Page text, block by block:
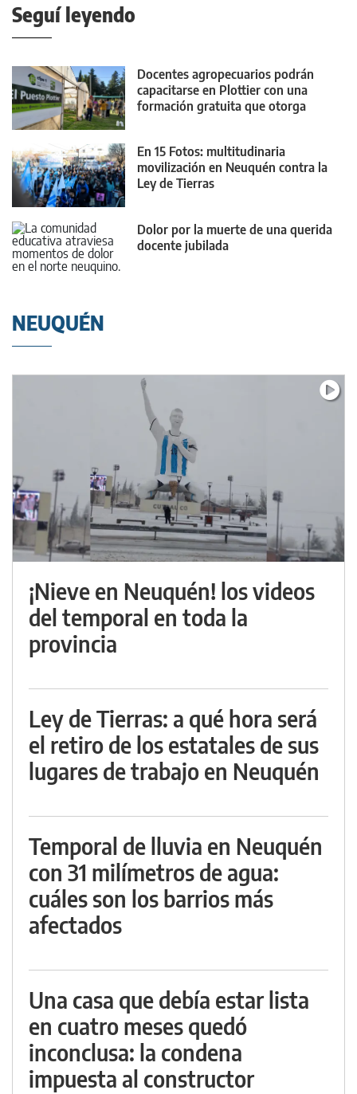
Seguí leyendo
Docentes agropecuarios podrán
capacitarse en Plottier con una
formación gratuita que otorga
En 15 Fotos: multitudinaria
movilización en Neuquén contra la
Ley de Tierras
Dolor por la muerte de una querida
docente jubilada
NEUQUÉN
¡Nieve en Neuquén! los videos
del temporal en toda la
provincia
Ley de Tierras: a qué hora será
el retiro de los estatales de sus
lugares de trabajo en Neuquén
Temporal de lluvia en Neuquén
con 31 milímetros de agua:
cuáles son los barrios más
afectados
Una casa que debía estar lista
en cuatro meses quedó
inconclusa: la condena
impuesta al constructor